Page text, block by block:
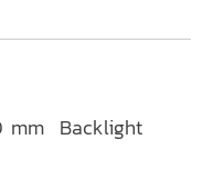
mm Backlight